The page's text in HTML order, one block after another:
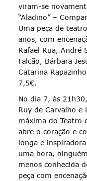
viram-se
“Aladino” –
Uma peça de
anos, com
Rafael Rua, André
Falcão, Bárbara
Catarina
7,5€.
No dia 7, às
Ruy de Carvalho e
máxima do Teatro
abre o coração e
longa e
uma hora,
menos conhecida
peça com